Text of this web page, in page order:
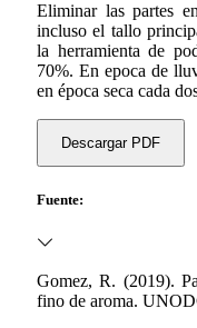
Eliminar las partes
incluso el tallo
la herramienta de
70%. En epoca de
en época seca cada
Descargar PDF
Fuente:
Gomez, R. (2019).
fino de aroma.